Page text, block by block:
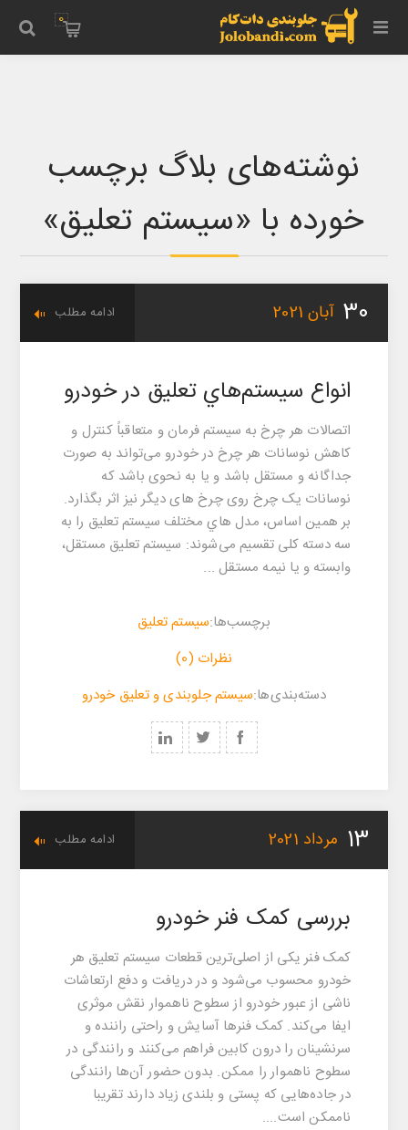
0
نوشته‌های بلاگ برچسب
خورده با «سیستم تعلیق»
30 آبان 2021 ادامه مطلب
انواع سيستم‌هاي تعليق در خودرو
اتصالات هر چرخ به سیستم فرمان و متعاقباً کنترل و
کاهش نوسانات هر چرخ در خودرو می‌تواند به صورت
جداگانه و مستقل باشد و يا به نحوی باشد که
نوسانات يک چرخ روی چرخ های ديگر نيز اثر بگذارد.
بر همين اساس، مدل هاي مختلف سيستم تعليق را به
سه دسته کلی تقسيم می‌شوند: سيستم تعليق مستقل،
وابسته و يا نيمه مستقل ...
برچسب‌ها:سیستم تعلیق
نظرات (0)
‌‌دسته‌بندی‌‌ها:سیستم جلوبندی و تعلیق خودرو
13 مرداد 2021 ادامه مطلب
بررسی کمک‌ فنر خودرو
کمک‌ فنر یکی از اصلی‌ترین قطعات سیستم تعلیق هر
خودرو محسوب می‌شود و در دریافت و دفع ارتعاشات
ناشی از عبور خودرو از سطوح ناهموار نقش موثری
ایفا می‌کند. کمک‌ فنرها آسایش و راحتی راننده و
سرنشینان را درون کابین فراهم می‌کنند و رانندگی در
سطوح ناهموار را ممکن. بدون حضور آن‌ها رانندگی
در جاده‌هایی که پستی و بلندی زیاد دارند تقریبا
ناممکن است....